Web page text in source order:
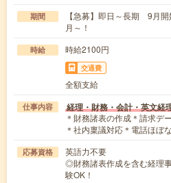
期間
【急募】即日～長期 9月
月～！
時給 時給2100円
交通費
全額支給
仕事内容 経理・財務・会計・英文経
＊財務諸表の作成＊請求デ
＊社内稟議対応＊電話ほぼ
応募資格
英語力不要
◎財務諸表作成を含む経理
験OK！